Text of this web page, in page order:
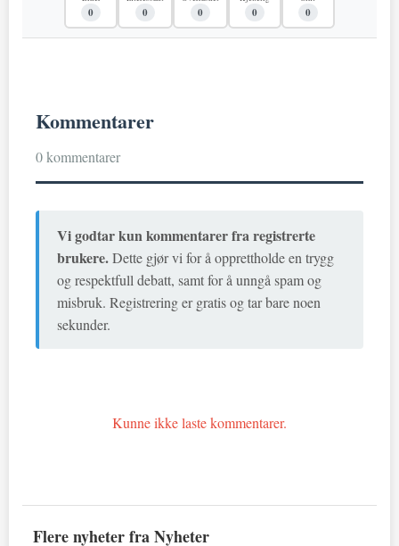
0 0 0 0 0
Kommentarer
0 kommentarer
Vi godtar kun kommentarer fra registrerte
brukere.Dette gjør vi for å opprettholde en trygg
og respektfull debatt, samt for å unngå spam og
misbruk. Registrering er gratis og tar bare noen
sekunder.
Kunne ikke laste kommentarer.
Flere nyheter fra Nyheter